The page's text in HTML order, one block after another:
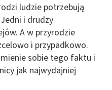
ludzie potrzebują
i drudzy
A w przyrodzie
i przypadkowo.
sobie tego faktu i
jak najwydajniej